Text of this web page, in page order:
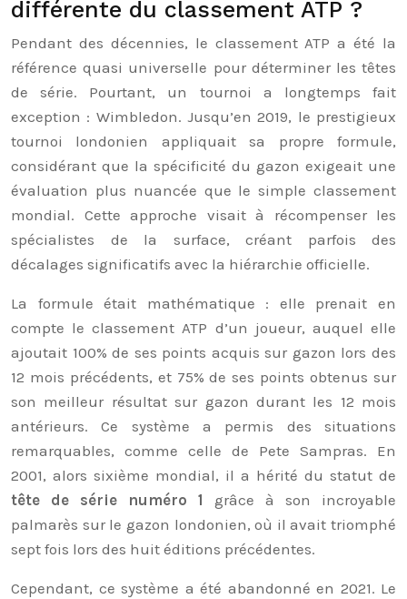
différente du classement ATP ?
Pendant des décennies, le classement ATP a été la
référence quasi universelle pour déterminer les têtes
de série. Pourtant, un tournoi a longtemps fait
exception : Wimbledon. Jusqu’en 2019, le prestigieux
tournoi londonien appliquait sa propre formule,
considérant que la spécificité du gazon exigeait une
évaluation plus nuancée que le simple classement
mondial. Cette approche visait à récompenser les
spécialistes de la surface, créant parfois des
décalages significatifs avec la hiérarchie officielle.
La formule était mathématique : elle prenait en
compte le classement ATP d’un joueur, auquel elle
ajoutait 100% de ses points acquis sur gazon lors des
12 mois précédents, et 75% de ses points obtenus sur
son meilleur résultat sur gazon durant les 12 mois
antérieurs. Ce système a permis des situations
remarquables, comme celle de Pete Sampras. En
2001, alors sixième mondial, il a hérité du statut de
tête de série numéro 1 grâce à son incroyable
palmarès sur le gazon londonien, où il avait triomphé
sept fois lors des huit éditions précédentes.
Cependant, ce système a été abandonné en 2021. Le